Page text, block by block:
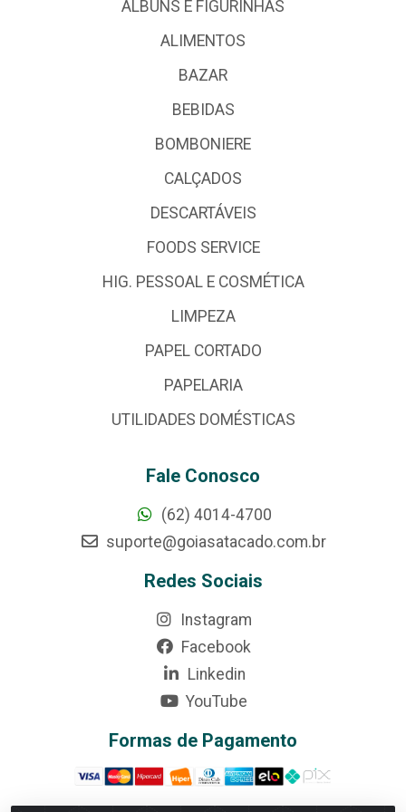
ALBUNS E FIGURINHAS
ALIMENTOS
BAZAR
BEBIDAS
BOMBONIERE
CALÇADOS
DESCARTÁVEIS
FOODS SERVICE
HIG. PESSOAL E COSMÉTICA
LIMPEZA
PAPEL CORTADO
PAPELARIA
UTILIDADES DOMÉSTICAS
Fale Conosco
(62) 4014-4700
suporte@goiasatacado.com.br
Redes Sociais
Instagram
Facebook
Linkedin
YouTube
Formas de Pagamento